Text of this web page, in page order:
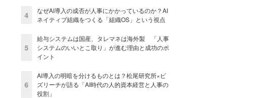
4
なぜAI導入の成否が人事にかかっているのか？AI
ネイティブ組織をつくる「組織OS」という視点
5
給与システムは国産、タレマネは海外製 「人事
システムのいいとこ取り」が進む理由と成功のポ
イント
6
AI導入の明暗を分けるものとは？松尾研究所×ビ
ズリーチが語る「AI時代の人的資本経営と人事の
役割」